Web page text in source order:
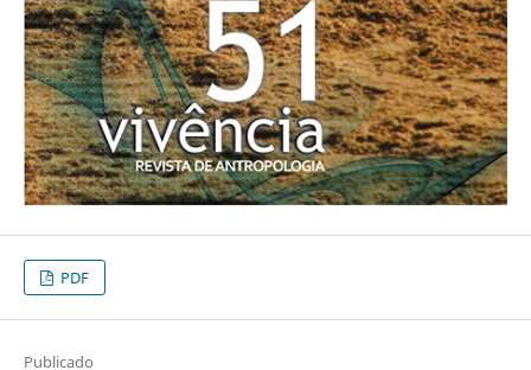
PDF
Publicado